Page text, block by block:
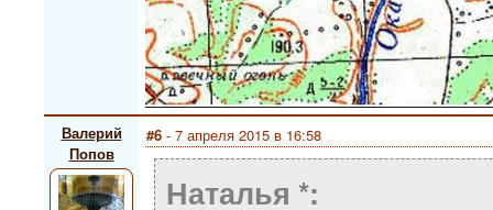
Валерий
Попов
#6 - 7 апреля 2015 в 16:58
Наталья *: